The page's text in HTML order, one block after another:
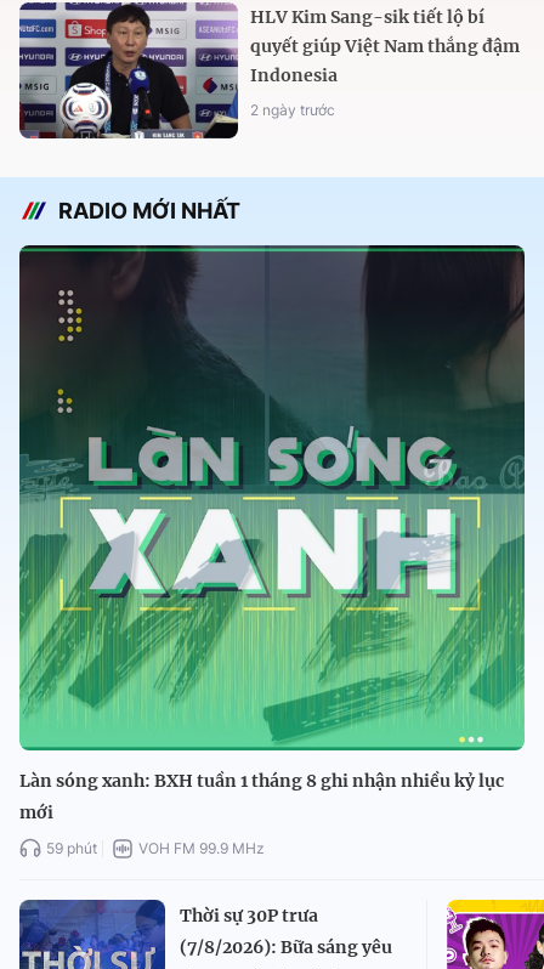
HLV Kim Sang-sik tiết lộ bí
quyết giúp Việt Nam thắng đậm
Indonesia
2 ngày trước
RADIO MỚI NHẤT
Làn sóng xanh: BXH tuần 1 tháng 8 ghi nhận nhiều kỷ lục
mới
59 phút VOH FM 99.9 MHz
Thời sự 30P trưa
(7/8/2026): Bữa sáng yêu